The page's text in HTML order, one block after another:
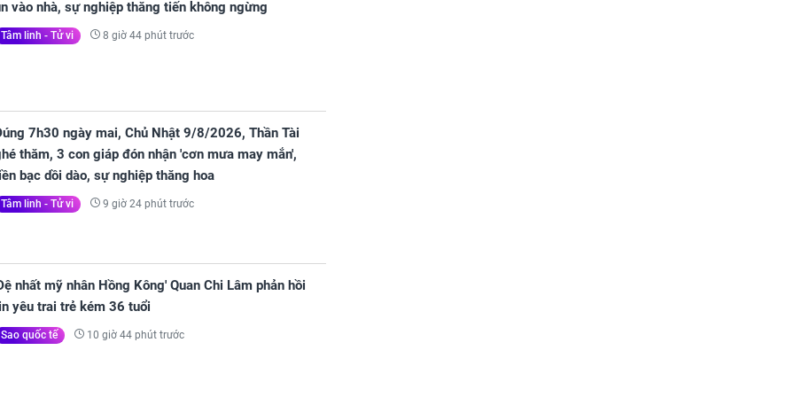
vào nhà, sự nghiệp thăng tiến không ngừng
Tâm linh - Tử vi 8 giờ 44 phút trước
7h30 ngày mai, Chủ Nhật 9/8/2026, Thần Tài
thăm, 3 con giáp đón nhận 'cơn mưa may mắn',
bạc dồi dào, sự nghiệp thăng hoa
Tâm linh - Tử vi 9 giờ 24 phút trước
nhất mỹ nhân Hồng Kông' Quan Chi Lâm phản hồi
yêu trai trẻ kém 36 tuổi